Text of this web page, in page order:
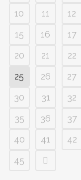
10
11 12
15
16 17
20
21 22
25
26 27
30
31 32
35
36 37
40
41 42
45